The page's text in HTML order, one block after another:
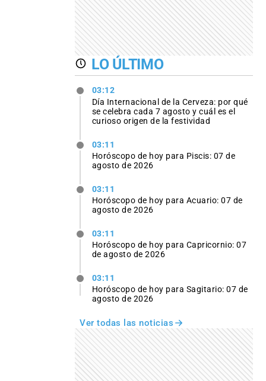
LO ÚLTIMO
03:12
Día Internacional de la Cerveza: por qué
se celebra cada 7 agosto y cuál es el
curioso origen de la festividad
03:11
Horóscopo de hoy para Piscis: 07 de
agosto de 2026
03:11
Horóscopo de hoy para Acuario: 07 de
agosto de 2026
03:11
Horóscopo de hoy para Capricornio: 07
de agosto de 2026
03:11
Horóscopo de hoy para Sagitario: 07 de
agosto de 2026
Ver todas las noticias